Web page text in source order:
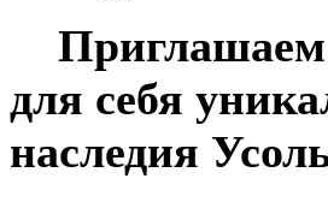
Приглашаем
для себя
наследия